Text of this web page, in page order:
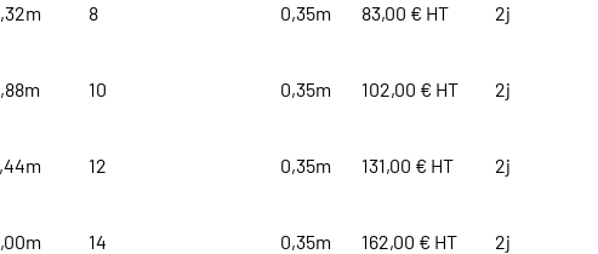
8 0,35m 83,00 € HT 2j
10 0,35m 102,00 € HT 2j
12 0,35m 131,00 € HT 2j
14 0,35m 162,00 € HT 2j